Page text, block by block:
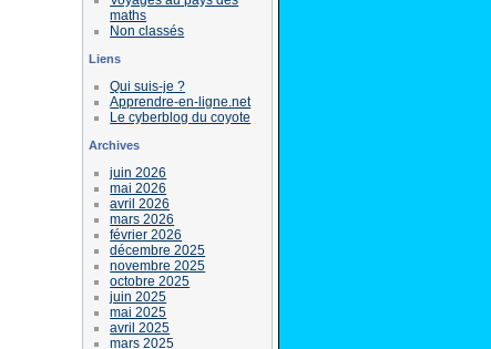
maths
Non classés
Liens
Qui suis-je ?
Apprendre-en-ligne.net
Le cyberblog du coyote
Archives
juin 2026
mai 2026
avril 2026
mars 2026
février 2026
décembre 2025
novembre 2025
octobre 2025
juin 2025
mai 2025
avril 2025
mars 2025